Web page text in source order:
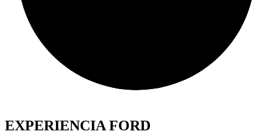
EXPERIENCIA FORD